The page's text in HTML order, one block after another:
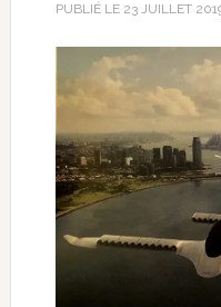
PUBLIÉ LE 23 JUILLET